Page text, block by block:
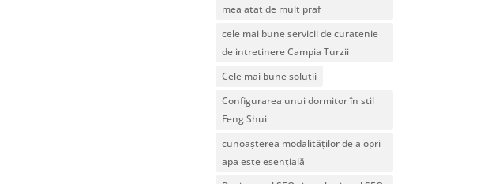
mea atat de mult praf
cele mai bune servicii de curatenie
de intretinere Campia Turzii
Cele mai bune soluții
Configurarea unui dormitor în stil
Feng Shui
cunoașterea modalităților de a opri
apa este esențială